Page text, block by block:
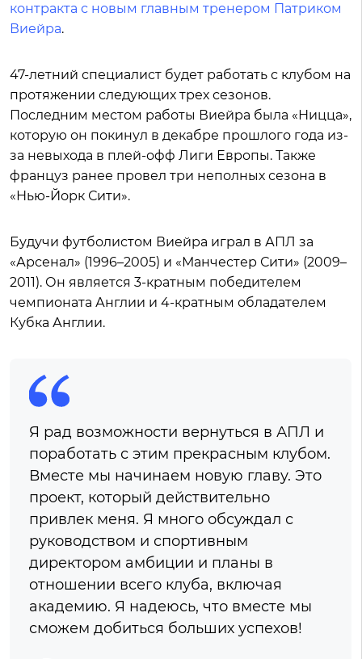
контракта с новым главным тренером Патриком
Виейра.
47-летний специалист будет работать с клубом на
протяжении следующих трех сезонов.
Последним местом работы Виейра была «Ницца»,
которую он покинул в декабре прошлого года из-
за невыхода в плей-офф Лиги Европы. Также
француз ранее провел три неполных сезона в
«Нью-Йорк Сити».
Будучи футболистом Виейра играл в АПЛ за
«Арсенал» (1996–2005) и «Манчестер Сити» (2009–
2011). Он является 3-кратным победителем
чемпионата Англии и 4-кратным обладателем
Кубка Англии.
Я рад возможности вернуться в АПЛ и
поработать с этим прекрасным клубом.
Вместе мы начинаем новую главу. Это
проект, который действительно
привлек меня. Я много обсуждал с
руководством и спортивным
директором амбиции и планы в
отношении всего клуба, включая
академию. Я надеюсь, что вместе мы
сможем добиться больших успехов!